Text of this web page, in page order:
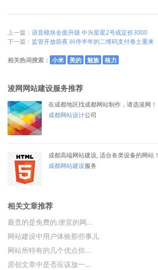
上一篇： 语音模块全面升级 中兴星星2号或定价3000
下一篇： 监管开放前夜 叫停半年的二维码支付卷土重来
相关热词搜索： 小米 美的 魅族 格力
浚网网站建设服务推荐
在成都地区找成都网站制作，请选浚网！
成都网站设计公司
成都高端网站建设, 适合各类设备的网站！
成都网站建设服务
相关文章推荐
最贵的是免费的,便宜的网...
网站建设中用户体验那些事儿
网站所特有的几个优点你...
原创文章中是否应该放一...